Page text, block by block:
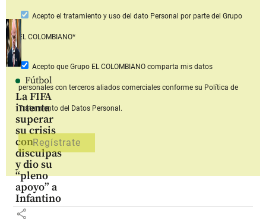
Fútbol
La FIFA
intenta
superar
su crisis
con
disculpas
y dio su
“pleno
apoyo” a
Infantino
share
Acepto el tratamiento y uso del dato Personal por parte del Grupo
EL COLOMBIANO*
Acepto que Grupo EL COLOMBIANOcomparta mis datos
personales con terceros aliados comerciales conforme su Política de
Tratamiento del Datos Personal.